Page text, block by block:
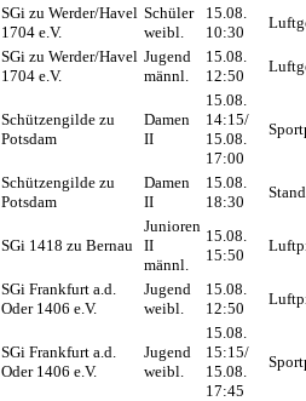
SGi zu Werder/Havel
1704 e.V.
Schüler
weibl.
15.08.
10:30
SGi zu Werder/Havel
1704 e.V.
Jugend
männl.
15.08.
12:50
Schützengilde zu
Potsdam
Damen
II
15.08.
14:15/
15.08.
17:00
Schützengilde zu
Potsdam
Damen
II
15.08.
18:30
SGi 1418 zu Bernau
Junioren
II
männl.
15.08.
15:50
SGi Frankfurt a.d.
Oder 1406 e.V.
Jugend
weibl.
15.08.
12:50
SGi Frankfurt a.d.
Oder 1406 e.V.
Jugend
weibl.
15.08.
15:15/
15.08.
17:45